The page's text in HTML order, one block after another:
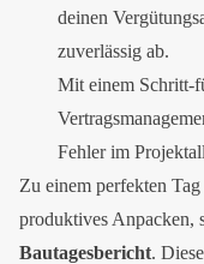
deinen
zuverlässig ab.
Mit einem Schritt-
Fehler im
Zu einem perfekten
produktives Anpacken,
Bautagesbericht.